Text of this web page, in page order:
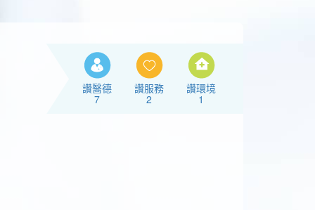
讚醫德
7
讚服務
2
讚環境
1